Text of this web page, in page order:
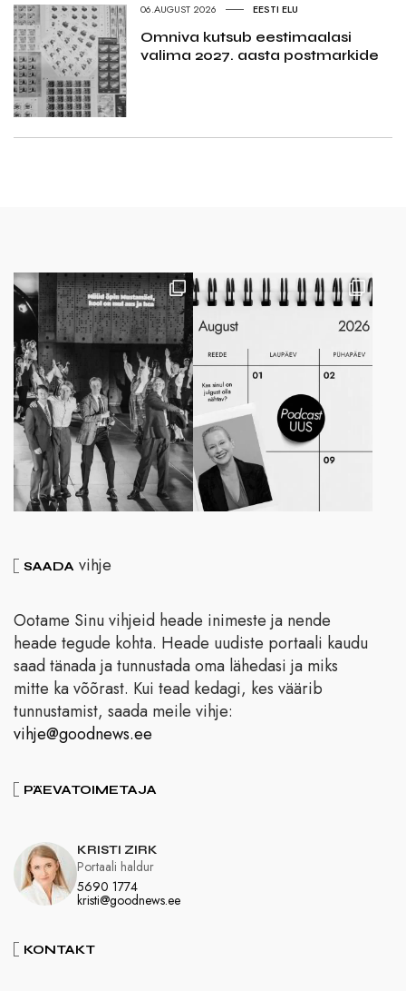
06.AUGUST 2026 EESTI ELU
Omniva kutsub eestimaalasi
valima 2027. aasta postmarkide
SAADA vihje
Ootame Sinu vihjeid heade inimeste ja nende
heade tegude kohta. Heade uudiste portaali kaudu
saad tänada ja tunnustada oma lähedasi ja miks
mitte ka võõrast. Kui tead kedagi, kes väärib
tunnustamist, saada meile vihje:
vihje@goodnews.ee
PÄEVATOIMETAJA
KRISTI ZIRK
5690 1774
kristi@goodnews.ee
Portaali haldur
KONTAKT